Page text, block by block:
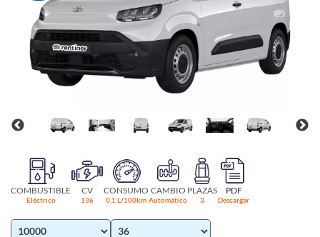
COMBUSTIBLE
Eléctrico
CV
136
CONSUMO
0,1 L/100km
CAMBIO
Automático
PLAZAS
3
PDF
Descargar